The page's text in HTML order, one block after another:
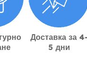
Доставка за
5 дни